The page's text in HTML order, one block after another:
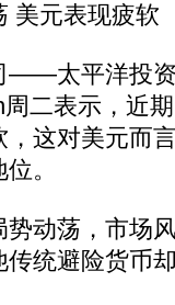
元表现疲软
太平洋投资
二表示，近
这对美元而
。
动荡，市场
统避险货币